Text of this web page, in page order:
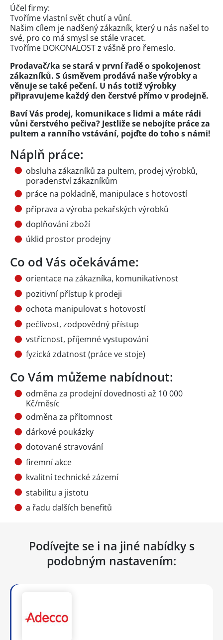
Účel firmy:
Tvoříme vlastní svět chutí a vůní.
Našim cílem je nadšený zákazník, který u nás našel to
své, pro co má smysl se stále vracet.
Tvoříme DOKONALOST z vášně pro řemeslo.
Prodavač/ka se stará v první řadě o spokojenost
zákazníků. S úsměvem prodává naše výrobky a
věnuje se také pečení. U nás totiž výrobky
připravujeme každý den čerstvé přímo v prodejně.
Baví Vás prodej, komunikace s lidmi a máte rádi
vůni čerstvého pečiva? Jestliže se nebojíte práce za
pultem a ranního vstávání, pojďte do toho s námi!
Náplň práce:
obsluha zákazníků za pultem, prodej výrobků,
poradenství zákazníkům
práce na pokladně, manipulace s hotovostí
příprava a výroba pekařských výrobků
doplňování zboží
úklid prostor prodejny
Co od Vás očekáváme:
orientace na zákazníka, komunikativnost
pozitivní přístup k prodeji
ochota manipulovat s hotovostí
pečlivost, zodpovědný přístup
vstřícnost, příjemné vystupování
fyzická zdatnost (práce ve stoje)
Co Vám můžeme nabídnout:
odměna za prodejní dovednosti až 10 000
Kč/měsíc
odměna za přítomnost
dárkové poukázky
dotované stravování
firemní akce
kvalitní technické zázemí
stabilitu a jistotu
a řadu dalších benefitů
Podívejte se i na jiné nabídky s
podobným nastavením: